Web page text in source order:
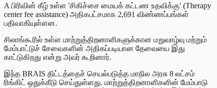
A பிரிவின் கீழ் உள்ள 'சிகிச்சை மையக் கட்டண உதவிக்கு' (Therapy
center fee assistance) அதிகபட்சமாக 2,691 விண்ணப்பங்கள்
பதிவாகியுள்ளன.
சிலாங்கூரில் உள்ள மாற்றுத்திறனாளிகளுக்கான மறுவாழ்வு மற்றும்
மேம்பாட்டுச் சேவைகளின் அதிகப்படியான தேவையை இது
காட்டுகிறது என்று அவர் கூறினார்.
இந்த BRAIS திட்டத்தைச் செயல்படுத்த மாநில அரசு 8 லட்சம்
ரிங்கிட் ஒதுக்கீடு செய்துள்ளது. மாற்றுத்திறனாளிகளின் மேம்பாடு